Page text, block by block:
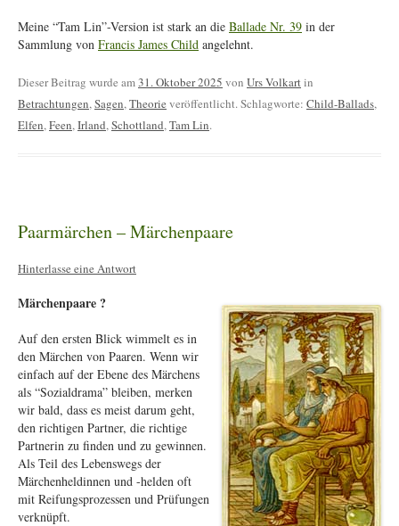
Meine “Tam Lin”-Version ist stark an die Ballade Nr. 39 in der
Sammlung von Francis James Child angelehnt.
Dieser Beitrag wurde am 31. Oktober 2025 von Urs Volkart in
Betrachtungen, Sagen, Theorie veröffentlicht. Schlagworte: Child-Ballads,
Elfen, Feen, Irland, Schottland, Tam Lin.
Paarmärchen – Märchenpaare
Hinterlasse eine Antwort
Märchenpaare ?
Auf den ersten Blick wimmelt es in
den Märchen von Paaren. Wenn wir
einfach auf der Ebene des Märchens
als “Sozialdrama” bleiben, merken
wir bald, dass es meist darum geht,
den richtigen Partner, die richtige
Partnerin zu finden und zu gewinnen.
Als Teil des Lebenswegs der
Märchenheldinnen und -helden oft
mit Reifungsprozessen und Prüfungen
verknüpft.